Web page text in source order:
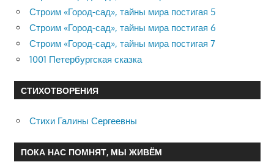
Строим «Город-сад», тайны мира постигая 5
Строим «Город-сад», тайны мира постигая 6
Строим «Город-сад», тайны мира постигая 7
1001 Петербургская сказка
СТИХОТВОРЕНИЯ
Стихи Галины Сергеевны
ПОКА НАС ПОМНЯТ, МЫ ЖИВЁМ